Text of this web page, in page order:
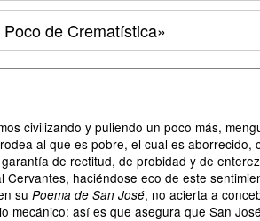
de Crematística»
civilizando y puliendo un poco más,
al que es pobre, el cual es aborrecido,
de rectitud, de probidad y de
Cervantes, haciéndose eco de este
su Poema de San José, no acierta a
así es que asegura que San